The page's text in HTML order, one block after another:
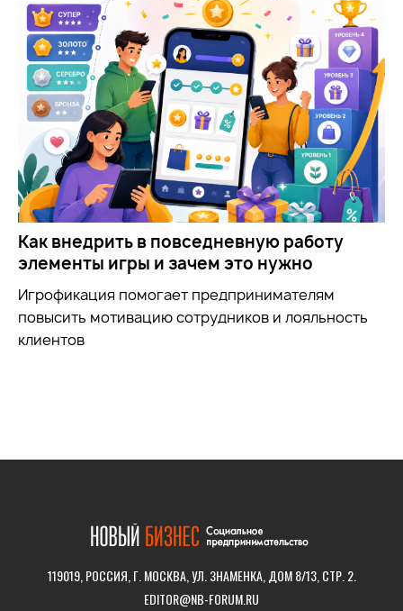
Как внедрить в повседневную работу
элементы игры и зачем это нужно
Игрофикация помогает предпринимателям
повысить мотивацию сотрудников и лояльность
клиентов
119019, РОССИЯ, Г. МОСКВА, УЛ. ЗНАМЕНКА, ДОМ 8/13, СТР. 2.
EDITOR@NB-FORUM.RU